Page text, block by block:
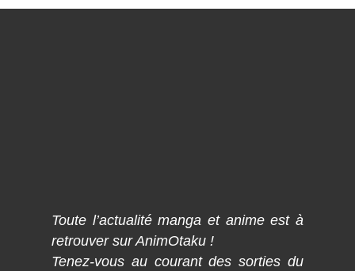
Toute l’actualité manga et anime est à
retrouver sur AnimOtaku !
Tenez-vous au courant des sorties du